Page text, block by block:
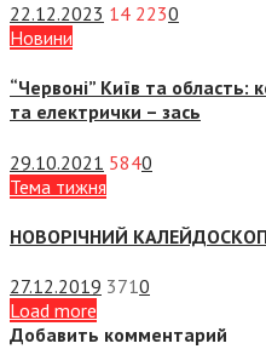
22.12.2023 14 2230
Новини
“Червоні” Київ та
та електрички – зась
29.10.2021 5840
Тема тижня
НОВОРІЧНИЙ
27.12.2019 3710
Load more
Добавить комментарий